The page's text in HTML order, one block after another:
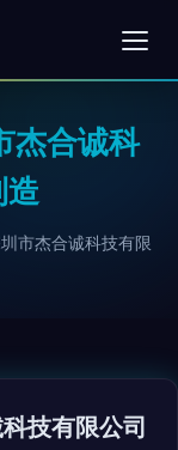
杰合诚科
造
市杰合诚科技有限
技有限公司